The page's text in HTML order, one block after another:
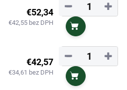
€52,34
€42,55 bez DPH
+
−
Do košíka
€42,57
€34,61 bez DPH
+
−
Do košíka